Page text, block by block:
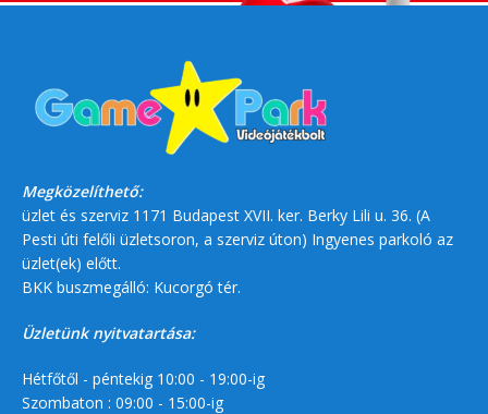
Megközelíthető:
üzlet és szerviz 1171 Budapest XVII. ker. Berky Lili u. 36. (A
Pesti úti felőli üzletsoron, a szerviz úton) Ingyenes parkoló az
üzlet(ek) előtt.
BKK buszmegálló: Kucorgó tér.
Üzletünk nyitvatartása:
Hétfőtől - péntekig 10:00 - 19:00-ig
Szombaton : 09:00 - 15:00-ig